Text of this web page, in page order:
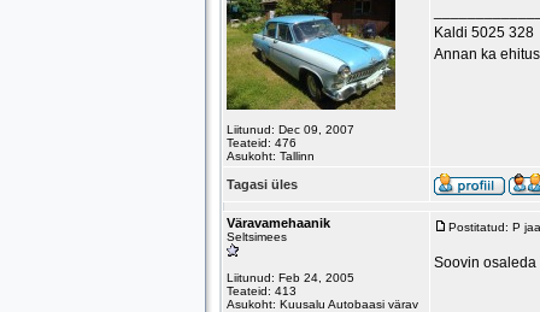
Liitunud: Dec 09, 2007
Teateid: 476
Asukoht: Tallinn
Kaldi 5025 328
Annan ka
Tagasi üles
Väravamehaanik
Seltsimees
Liitunud: Feb 24, 2005
Teateid: 413
Asukoht: Kuusalu Autobaasi värav
Postitatud: P
Soovin osaleda